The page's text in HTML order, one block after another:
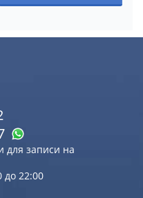
для записи на
до 22:00